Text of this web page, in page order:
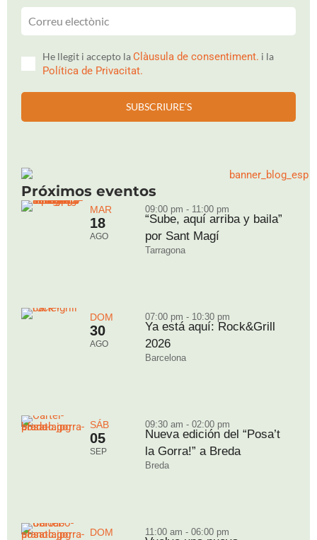
He llegit i accepto la Clàusula de consentiment. i la
Política de Privacitat.
SUBSCRIURE'S
Próximos eventos
MAR
18
AGO
09:00 pm - 11:00 pm
“Sube, aquí arriba y baila”
por Sant Magí
Tarragona
DOM
30
AGO
07:00 pm - 10:30 pm
Ya está aquí: Rock&Grill
2026
Barcelona
SÁB
05
SEP
09:30 am - 02:00 pm
Nueva edición del “Posa’t
la Gorra!” a Breda
Breda
DOM 11:00 am - 06:00 pm